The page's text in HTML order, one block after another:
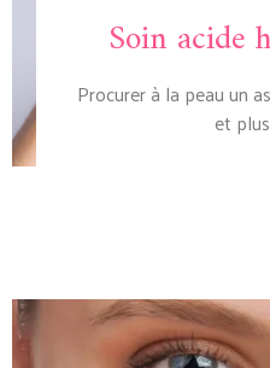
Soin acide
Procurer à la peau un
et